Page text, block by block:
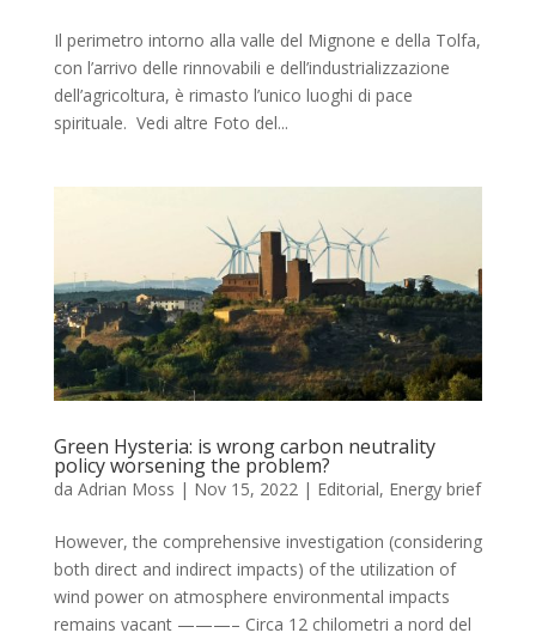
Il perimetro intorno alla valle del Mignone e della Tolfa,
con l’arrivo delle rinnovabili e dell’industrializzazione
dell’agricoltura, è rimasto l’unico luoghi di pace
spirituale. Vedi altre Foto del...
Green Hysteria: is wrong carbon neutrality
policy worsening the problem?
da Adrian Moss | Nov 15, 2022| Editorial, Energy brief
However, the comprehensive investigation (considering
both direct and indirect impacts) of the utilization of
wind power on atmosphere environmental impacts
remains vacant ———– Circa 12 chilometri a nord del